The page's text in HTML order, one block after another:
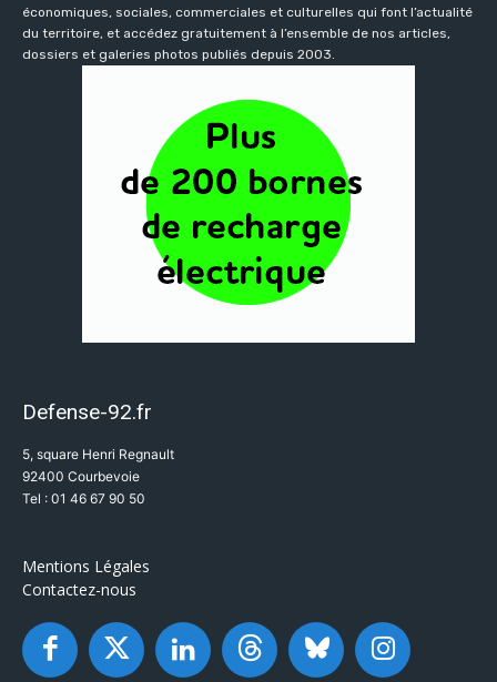
économiques, sociales, commerciales et culturelles qui font l’actualité
du territoire, et accédez gratuitement à l’ensemble de nos articles,
dossiers et galeries photos publiés depuis 2003.
Defense-92.fr
5, square Henri Regnault
92400 Courbevoie
Tel : 01 46 67 90 50
Mentions Légales
Contactez-nous